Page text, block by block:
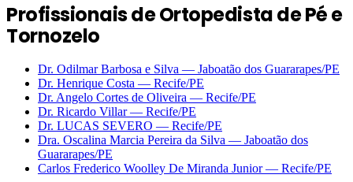
Profissionais de Ortopedista de Pé e
Tornozelo
Dr. Odilmar Barbosa e Silva — Jaboatão dos Guararapes/PE
Dr. Henrique Costa — Recife/PE
Dr. Angelo Cortes de Oliveira — Recife/PE
Dr. Ricardo Villar — Recife/PE
Dr. LUCAS SEVERO — Recife/PE
Dra. Oscalina Marcia Pereira da Silva — Jaboatão dos
Guararapes/PE
Carlos Frederico Woolley De Miranda Junior — Recife/PE